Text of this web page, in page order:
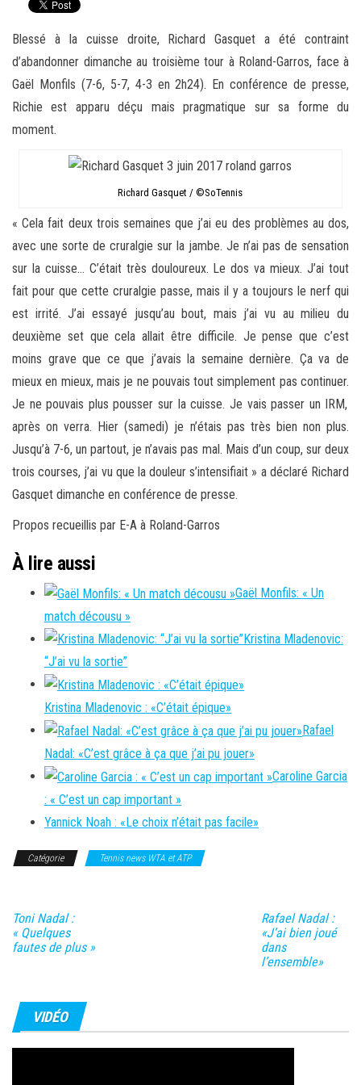
Blessé à la cuisse droite, RichardGasquet a été contraint
d’abandonner dimanche au troisième tour à Roland-Garros, face à
Gaël Monfils (7-6, 5-7, 4-3 en 2h24). En conférence de presse,
Richie est apparu déçu mais pragmatique sur sa forme du
moment.
Richard Gasquet / ©SoTennis
« Cela fait deux trois semaines que j’ai eu des problèmes au dos,
avec une sorte de cruralgie sur la jambe. Je n’ai pas de sensation
sur la cuisse… C’était très douloureux. Le dos va mieux. J’ai tout
fait pour que cette cruralgie passe, mais il y a toujours le nerf qui
est irrité. J’ai essayé jusqu’au bout, mais j’ai vu au milieudu
deuxième set que cela allait être difficile. Je pense que c’est
moins grave que ce que j’avais la semaine dernière. Ça va de
mieux en mieux, mais je ne pouvais tout simplement pas continuer.
Je ne pouvais plus pousser sur la cuisse. Je vais passer un IRM,
après on verra. Hier(samedi) je n’étais pas très bien non plus.
Jusqu’à 7-6, un partout, je n’avais pas mal. Mais d’un coup, sur deux
trois courses, j’ai vu que la douleur s’intensifiait » a déclaré Richard
Gasquet dimanche en conférence de presse.
Propos recueillis par E-A à Roland-Garros
À lire aussi
Gaël Monfils: « Un
match décousu »
Kristina Mladenovic:
“J’ai vu la sortie”
Kristina Mladenovic : «C’était épique»
Rafael
Nadal: «C’est grâce à ça que j’ai pu jouer»
Caroline Garcia
: « C’est un cap important »
Yannick Noah : «Le choix n’était pas facile»
Catégorie Tennis news WTA et ATP
Toni Nadal :
« Quelques
fautes de plus »
Rafael Nadal :
«J’ai bien joué
dans
l’ensemble»
VIDÉO